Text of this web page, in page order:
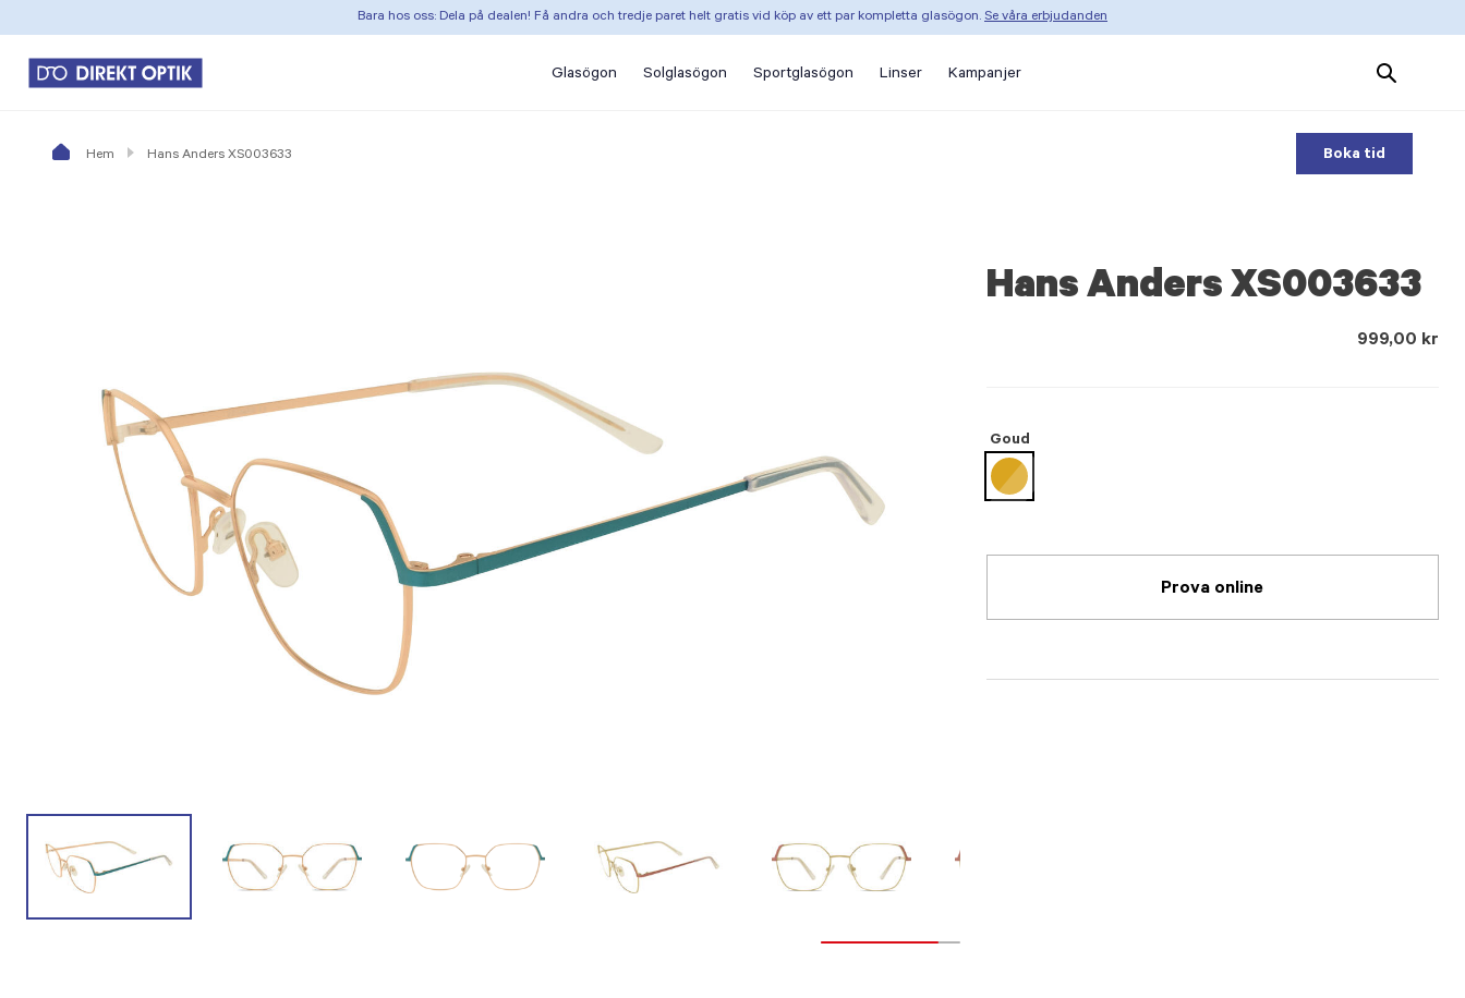
Bara hos oss: Dela på dealen! Få andra och tredje paret helt gratis vid köp av ett par kompletta glasögon. Se våra erbjudanden
Glasögon Solglasögon Sportglasögon Linser Kampanjer
Search
Products
Hem Hans Anders XS003633 Boka tid
Hans Anders XS003633
999,00 kr
Goud
selected
Prova online